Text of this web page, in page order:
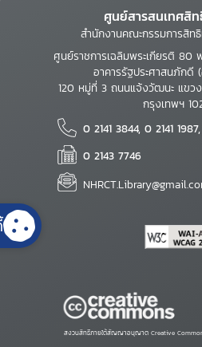
ศูนย์สารสนเทศสิ
สำนักงานคณะกรรมการสิท
ศูนย์ราชการเฉลิมพระเกียรติ 80
อาคารรัฐประศาสนภักดี
120 หมู่ที่ 3 ถนนแจ้งวัฒนะ แขว
กรุงเทพฯ
0 2141 3844, 0 2141
0 2143 7746
สงวนสิทธิ์ภายใต้สัญญาอนุญาต Creative